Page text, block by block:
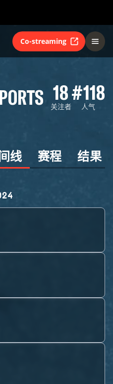
Co-streaming
18
关注者
#118
人气
线 赛程 结果